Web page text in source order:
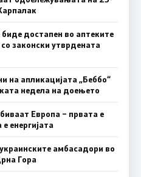
достапен во аптеките
законски утврдената
на апликацијата „Беббо“
недела на доењето
Европа – првата е
енергијата
амбасадори во
Гора